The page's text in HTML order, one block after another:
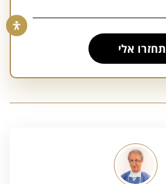
תחזרו אלי
l
r